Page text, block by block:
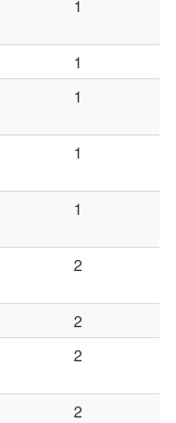
1
1
1
1
1
2
2
2
2